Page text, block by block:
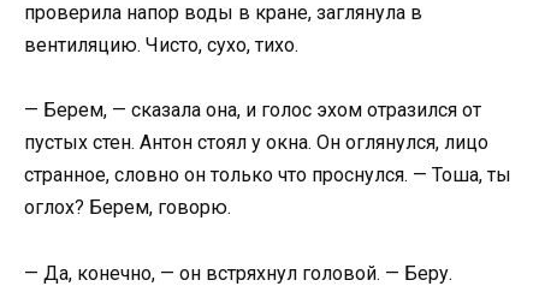
проверила напор воды в кране, заглянула в
вентиляцию. Чисто, сухо, тихо.
— Берем, — сказала она, и голос эхом отразился от
пустых стен. Антон стоял у окна. Он оглянулся, лицо
странное, словно он только что проснулся. — Тоша, ты
оглох? Берем, говорю.
— Да, конечно, — он встряхнул головой. — Беру.